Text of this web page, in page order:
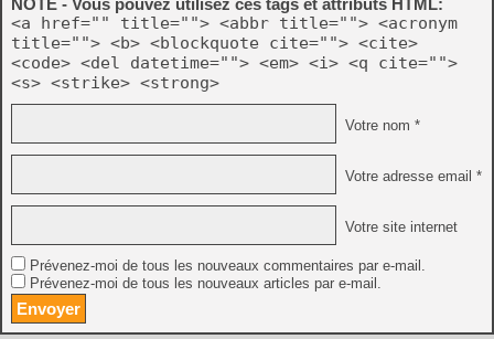
NOTE - Vous pouvez utilisez ces tags et attributs HTML:
<a href="" title=""> <abbr title=""> <acronym
title=""> <b> <blockquote cite=""> <cite>
<code> <del datetime=""> <em> <i> <q cite="">
<s> <strike> <strong>
Votre nom *
Votre adresse email *
Votre site internet
Prévenez-moi de tous les nouveaux commentaires par e-mail.
Prévenez-moi de tous les nouveaux articles par e-mail.